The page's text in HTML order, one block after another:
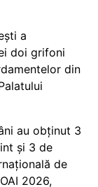
a
doi grifoni
din
au obținut 3
și 3 de
de
2026,